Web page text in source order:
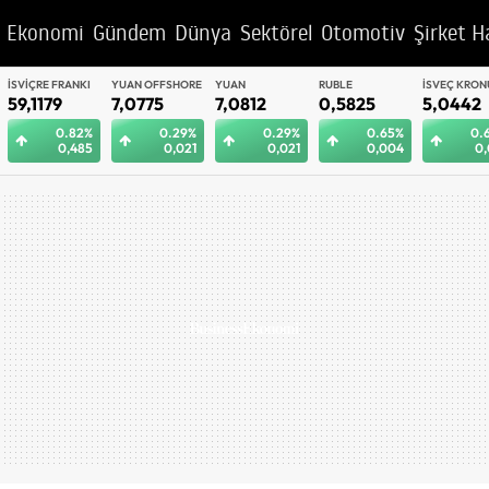
Ekonomi Gündem Dünya Sektörel Otomotiv Şirket
YUAN OFFSHORE
7,0775
0.29%
0,021
YUAN
7,0812
0.29%
0,021
RUBLE
0,5825
0.65%
0,004
İSVEÇ KRONU
5,0442
0.62%
0,031
BAE DIRHEMI
12,9992